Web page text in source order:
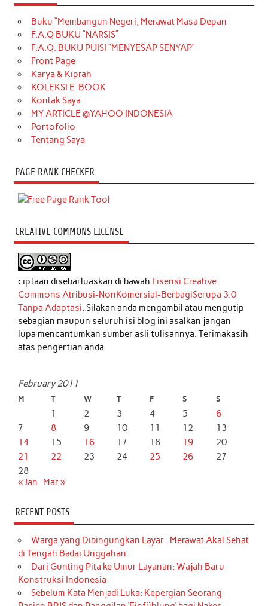
Buku “Membangun Negeri, Merawat Masa Depan
F.A.Q BUKU “NARSIS”
F.A.Q. BUKU PUISI “MENYESAP SENYAP”
Front Page
Karya & Kiprah
KOLEKSI E-BOOK
Kontak Saya
MY ARTICLE @YAHOO INDONESIA
Portofolio
Tentang Saya
PAGE RANK CHECKER
CREATIVE COMMONS LICENSE
ciptaan disebarluaskan di bawah Lisensi Creative
Commons Atribusi-NonKomersial-BerbagiSerupa 3.0
Tanpa Adaptasi. Silakan anda mengambil atau mengutip
sebagian maupun seluruh isi blog ini asalkan jangan
lupa mencantumkan sumber asli tulisannya. Terimakasih
atas pengertian anda
February 2011
M T W T F S S
1 2 3 4 5
6
7
8 9 10 11 12
13
14
15 16 17 18 19
20
21
22 23 24 25 26
27
28
« Jan
Mar »
RECENT POSTS
Warga yang Dibingungkan Layar : Merawat Akal Sehat
di Tengah Badai Unggahan
Dari Gunting Pita ke Umur Layanan: Wajah Baru
Konstruksi Indonesia
Sebelum Kata Menjadi Luka: Kepergian Seorang